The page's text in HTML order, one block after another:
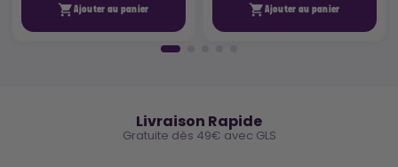
Ajouter au panier Ajouter au panier
Livraison Rapide
Gratuite dès 49€ avec GLS